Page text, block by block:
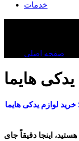
خدمات
صفحه اصلی
خرید لوازم یدکی هایما S7– ضمانت اصالت، قیمت مناسب و ارسال
هستید، اینجا دقیقاً جای